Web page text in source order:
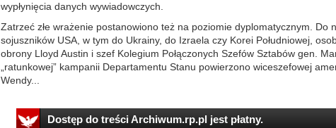
wypłynięcia danych wywiadowczych.
Zatrzeć złe wrażenie postanowiono też na poziomie dyplomatycznym. Do
sojuszników USA, w tym do Ukrainy, do Izraela czy Korei Południowej,
obrony Lloyd Austin i szef Kolegium Połączonych Szefów Sztabów gen.
„ratunkowej” kampanii Departamentu Stanu powierzono wiceszefowej
Wendy...
Dostęp do treści Archiwum.rp.pl jest płatny.